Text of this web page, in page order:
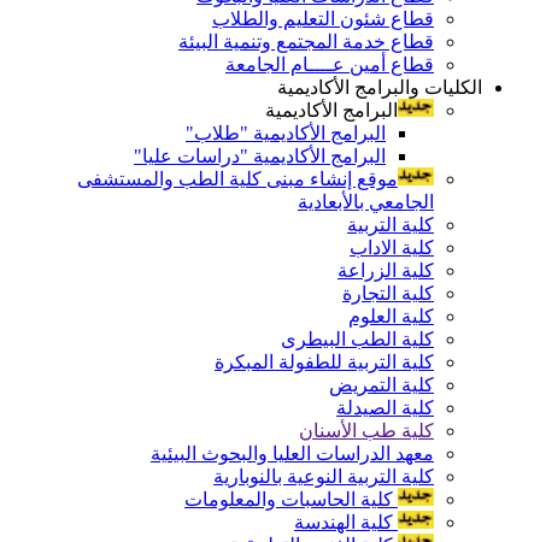
قطاع شئون التعليم والطلاب
قطاع خدمة المجتمع وتنمية البيئة
قطاع أمين عــــام الجامعة
الكليات والبرامج الأكاديمية
البرامج الأكاديمية
البرامج الأكاديمية "طلاب"
البرامج الأكاديمية "دراسات عليا"
موقع إنشاء مبنى كلية الطب والمستشفى
الجامعي بالأبعادية
كلية التربية
كلية الاداب
كلية الزراعة
كلية التجارة
كلية العلوم
كلية الطب البيطرى
كلية التربية للطفولة المبكرة
كلية التمريض
كلية الصيدلة
كلية طب الأسنان
معهد الدراسات العليا والبحوث البيئية
كلية التربية النوعية بالنوبارية
كلية الحاسبات والمعلومات
كلية الهندسة